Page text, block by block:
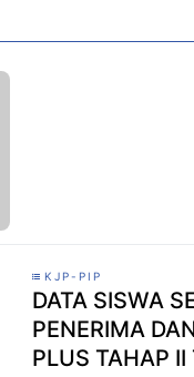
KJP-PIP
DATA SISWA
PENERIMA